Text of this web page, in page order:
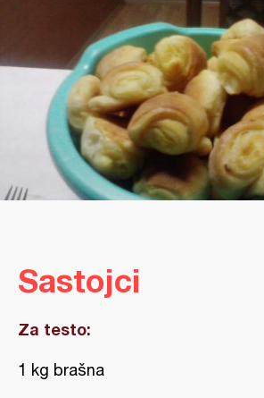
Sastojci
Za testo:
1 kg brašna